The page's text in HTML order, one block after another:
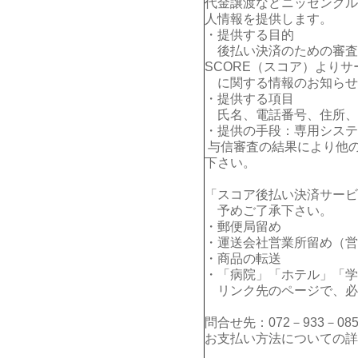
代金譲渡などニッセング
人情報を提供します。
・提供する目的
後払い決済のための審
SCORE（スコア）よりサ
に関する情報のお知ら
・提供する項目
氏名、電話番号、住所
・提供の手段：専用シス
与信審査の結果により他
下さい。
「スコア後払い決済サー
予めご了承下さい。
・郵便局留め
・運送会社営業所留め（
・商品の転送
・「病院」「ホテル」「
リンク先のページで、
問合せ先：072－933－
お支払い方法についての